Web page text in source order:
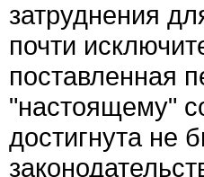
затруднения
почти
поставленная
"настоящему"
достигнута не